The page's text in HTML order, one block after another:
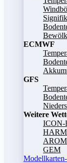
ECMWF
GFS
Weitere
ICON-
GEM